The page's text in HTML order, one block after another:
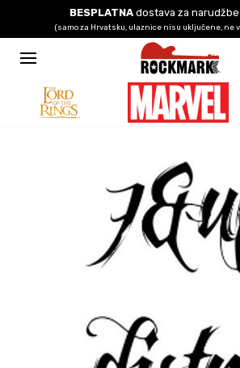
BESPLATNAdostava za narudžbe
(samo za Hrvatsku, ulaznice nisu uključene, ne